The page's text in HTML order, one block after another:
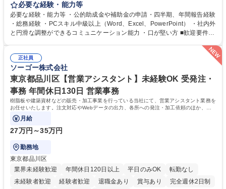
当者として業務を覚えていただき、ゆくゆくはリーダーやマネージャーポ
ジションとして活躍いただくことを期待しています。 【総務・人事グルー
プの業務内容】 ・人事制度関連 ・採用活動 ・教育研修の企画、実行 ・勤
怠管理 ・官公庁への各種提出 ・法定の会議運営（評議員会、理事会） ・
連 ・衛生管理 ・防災関連・公的助成金の管理・オフィス、ファシリティ
管理 ・福利厚生関連 ・職員からの問合せ、相談対応 ・その他日常の総務
業務全般 募集職種 【東京／文京区】公益財団法人の総務人事業務／年間
休日125日
必要な経験・能力等
必要な経験・能力等 ・公的助成金や補助金の申請・四半期、年間報告経験
・総務経験 ・PCスキル中級以上（Word、Excel、PowerPoint） ・社内外
と円滑な調整ができるコミュニケーション能力 ・口が堅い方 ■歓迎要件
正社員
ソーゴー株式会社
東京都品川区【営業アシスタント】未経験OK 受発注・
事務 年間休日130日 営業事務
樹脂板や建築資材などの販売・加工事業を行っている当社にて、営業アシスタント業務を
お任せいたします。注文対応やWebデータの出力、各所への発注・加工依頼のほか、電
話・メール対応等の事務業務を担当します。
月給
27万円～35万円
勤務地
東京都品川区
業界未経験歓迎
年間休日120日以上 平日のみOK
転勤なし
未経験者歓迎
経験者歓迎 退職金あり 賞与あり
完全週休2日制